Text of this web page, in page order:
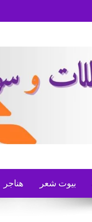
بيوت شعر هناجر